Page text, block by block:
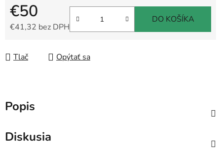
€50
€41,32 bez DPH
DO KOŠÍKA
Tlač Opýtať sa
Popis
Diskusia